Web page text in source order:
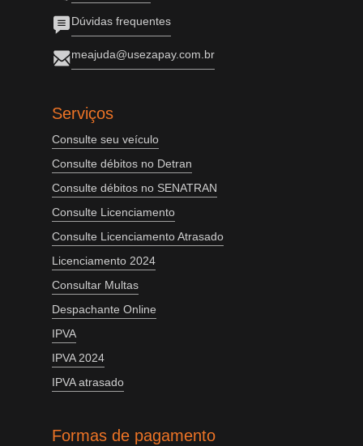
Dúvidas frequentes
meajuda@usezapay.com.br
Serviços
Consulte seu veículo
Consulte débitos no Detran
Consulte débitos no SENATRAN
Consulte Licenciamento
Consulte Licenciamento Atrasado
Licenciamento 2024
Consultar Multas
Despachante Online
IPVA
IPVA 2024
IPVA atrasado
Formas de pagamento